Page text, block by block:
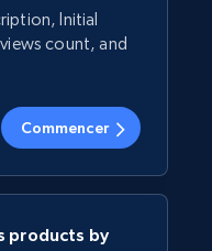
Initial
count, and
Commencer
products by